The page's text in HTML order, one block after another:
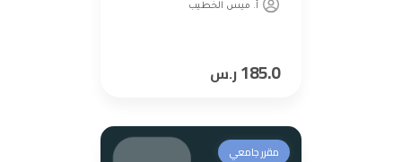
أ. ميس الخطيب
185.0ر.س
مقرر جامعي